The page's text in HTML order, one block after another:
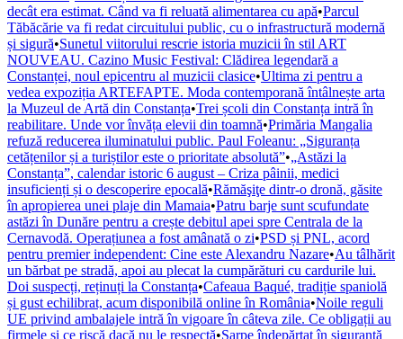
decât era estimat. Când va fi reluată alimentarea cu apă•Parcul
Tăbăcărie va fi redat circuitului public, cu o infrastructură modernă
și sigură•Sunetul viitorului rescrie istoria muzicii în stil ART
NOUVEAU. Cazino Music Festival: Clădirea legendară a
Constanței, noul epicentru al muzicii clasice•Ultima zi pentru a
vedea expoziția ARTEFAPTE. Moda contemporană întâlnește arta
la Muzeul de Artă din Constanța•Trei școli din Constanța intră în
reabilitare. Unde vor învăța elevii din toamnă•Primăria Mangalia
refuză reducerea iluminatului public. Paul Foleanu: „Siguranța
cetățenilor și a turiștilor este o prioritate absolută”•„Astăzi la
Constanța”, calendar istoric 6 august – Criza pâinii, medici
insuficienți și o descoperire epocală•Rămăşiţe dintr-o dronă, găsite
în apropierea unei plaje din Mamaia•Patru barje sunt scufundate
astăzi în Dunăre pentru a crește debitul apei spre Centrala de la
Cernavodă. Operațiunea a fost amânată o zi•PSD și PNL, acord
pentru premier independent: Cine este Alexandru Nazare•Au tâlhărit
un bărbat pe stradă, apoi au plecat la cumpărături cu cardurile lui.
Doi suspecți, reținuți la Constanța•Cafeaua Baqué, tradiție spaniolă
și gust echilibrat, acum disponibilă online în România•Noile reguli
UE privind ambalajele intră în vigoare în câteva zile. Ce obligații au
firmele și ce riscă dacă nu le respectă•Șarpe îndepărtat în siguranță